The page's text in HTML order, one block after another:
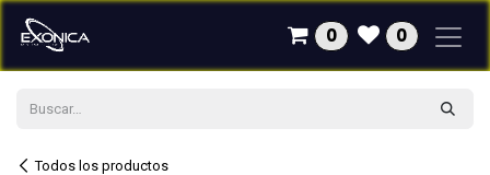
Ir al contenido
0 0
Todos los productos